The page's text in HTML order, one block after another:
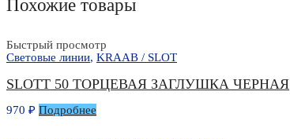
Похожие товары
Быстрый просмотр
Световые линии, KRAAB / SLOT
SLOTT 50 ТОРЦЕВАЯ ЗАГЛУШКА ЧЕРНАЯ
970 ₽ Подробнее